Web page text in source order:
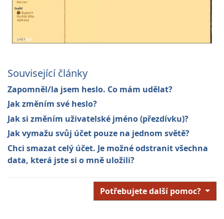
Související články
Zapomněl/la jsem heslo. Co mám udělat?
Jak změním své heslo?
Jak si změním uživatelské jméno (přezdívku)?
Jak vymažu svůj účet pouze na jednom světě?
Chci smazat celý účet. Je možné odstranit všechna
data, která jste si o mně uložili?
Potřebujete další pomoc?